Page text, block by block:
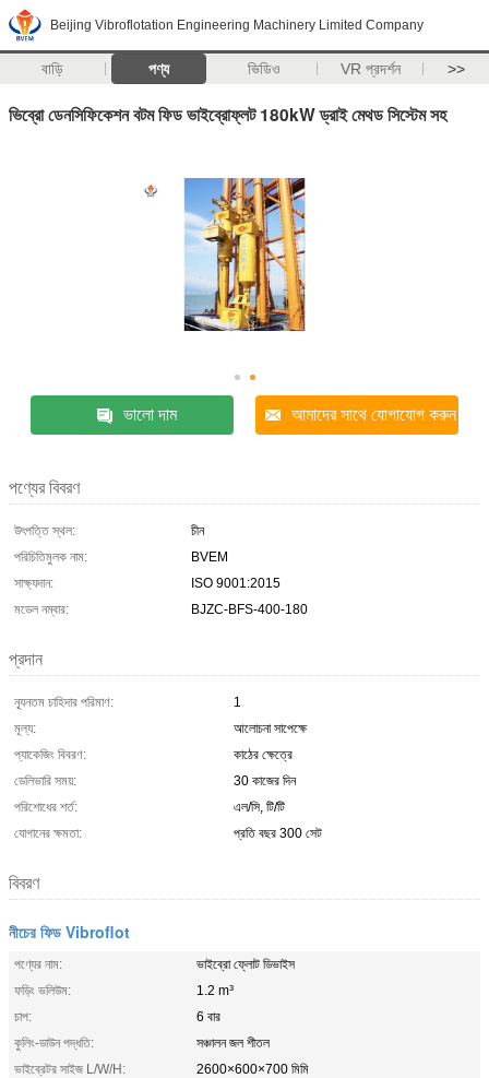
Beijing Vibroflotation Engineering Machinery Limited Company
বাড়ি পণ্য ভিডিও VR প্রদর্শন >>
ভিব্রো ডেনসিফিকেশন বটম ফিড ভাইব্রোফ্লট 180kW ড্রাই মেথড সিস্টেম সহ
ভালো দাম আমাদের সাথে যোগাযোগ করুন
পণ্যের বিবরণ
উৎপত্তি স্থল:
চীন
পরিচিতিমুলক নাম:
BVEM
সাক্ষ্যদান:
ISO 9001:2015
মডেল নম্বার:
BJZC-BFS-400-180
প্রদান
ন্যূনতম চাহিদার পরিমাণ:
1
মূল্য:
আলোচনা সাপেক্ষে
প্যাকেজিং বিবরণ:
কাঠের ক্ষেত্রে
ডেলিভারি সময়:
30 কাজের দিন
পরিশোধের শর্ত:
এল/সি, টি/টি
যোগানের ক্ষমতা:
প্রতি বছর 300 সেট
বিবরণ
নীচের ফিড Vibroflot
পণ্যের নাম:
ভাইব্রো ফ্লোট ডিভাইস
ফড়িং ভলিউম:
1.2 m³
চাপ:
6 বার
কুলিং-ডাউন পদ্ধতি:
সঞ্চালন জল শীতল
ভাইব্রেটর সাইজ L/W/H:
2600×600×700 মিমি